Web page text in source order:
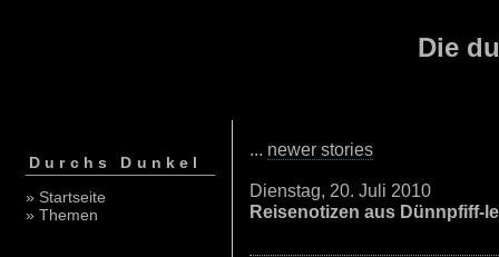
Die
Durchs Dunkel
» Startseite
» Themen
... newer stories
Dienstag, 20. Juli 2010
Reisenotizen aus Dünnpfiff-